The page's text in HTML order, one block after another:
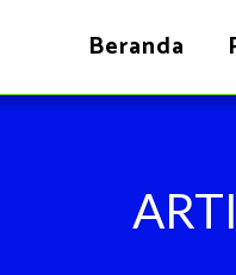
Beranda